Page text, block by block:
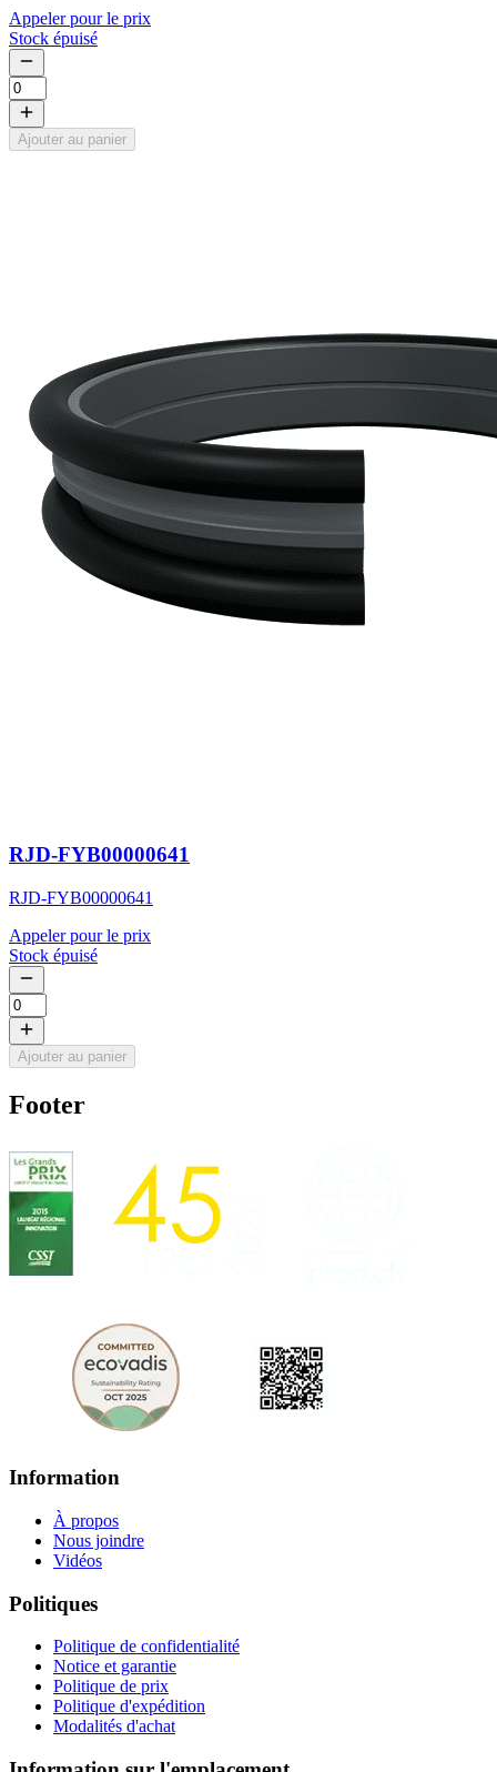
Appeler pour le prix
Stock épuisé
Ajouter au panier
RJD-FYB00000641
RJD-FYB00000641
Appeler pour le prix
Stock épuisé
Ajouter au panier
Footer
Information
À propos
Nous joindre
Vidéos
Politiques
Politique de confidentialité
Notice et garantie
Politique de prix
Politique d'expédition
Modalités d'achat